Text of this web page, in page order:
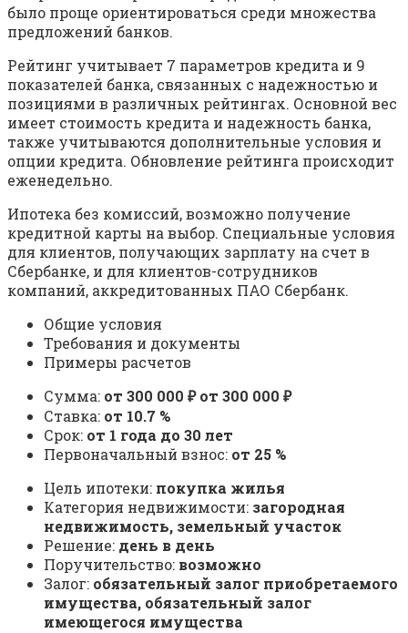
было проще ориентироваться среди множества
предложений банков.
Рейтинг учитывает 7 параметров кредита и 9
показателей банка, связанных с надежностью и
позициями в различных рейтингах. Основной вес
имеет стоимость кредита и надежность банка,
также учитываются дополнительные условия и
опции кредита. Обновление рейтинга происходит
еженедельно.
Ипотека без комиссий, возможно получение
кредитной карты на выбор. Специальные условия
для клиентов, получающих зарплату на счет в
Сбербанке, и для клиентов-сотрудников
компаний, аккредитованных ПАО Сбербанк.
Общие условия
Требования и документы
Примеры расчетов
Сумма: от 300 000 ₽ от 300 000 ₽
Ставка: от 10.7 %
Срок: от 1 года до 30 лет
Первоначальный взнос: от 25 %
Цель ипотеки: покупка жилья
Категория недвижимости: загородная
недвижимость, земельный участок
Решение: день в день
Поручительство: возможно
Залог: обязательный залог приобретаемого
имущества, обязательный залог
имеющегося имущества